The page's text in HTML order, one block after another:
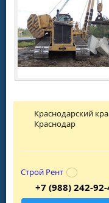
Краснодарский
Краснодар
Строй Рент
+7 (988) 242-